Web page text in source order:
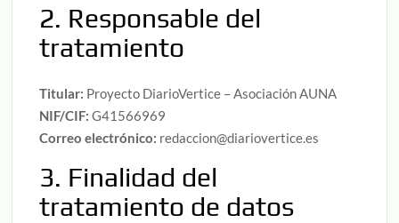
2. Responsable del
tratamiento
Titular: Proyecto DiarioVertice – Asociación AUNA
NIF/CIF: G41566969
Correo electrónico: redaccion@diariovertice.es
3. Finalidad del
tratamiento de datos